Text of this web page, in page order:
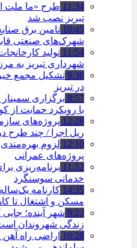
11:34 طرح «ما ملت
تبریز نصب شد
10:45 تامین برق
شهرک‌های صنعتی
11:54 تولید
شهرداری تبریز به مرز ۱۰۰ هزار تن نزدیک شد
9:36 تشکیل مجمع
در تبریز
8:57 برگزاری
با رویکرد حمایت از
12:28 پروژه‌های
ریل اجرا / چند طرح
12:10 لزوم
پروژه‌های عمرانی
11:52 برنامه‌ریزی
خدماتی سوسنگرد
14:35 کارنامه
مسکن و اشتغال تا
9:23 شهر آینده؛
زندگی شهروندان
10:28 اراضی راه